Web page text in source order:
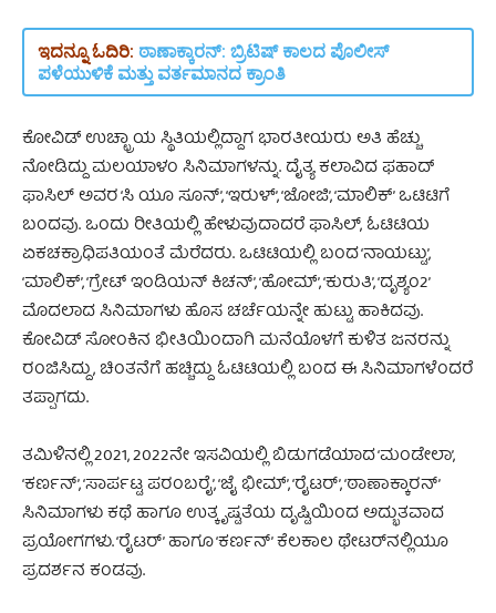
ಇದನ್ನೂ ಓದಿರಿ: ಠಾಣಾಕ್ಕಾರನ್‌: ಬ್ರಿಟಿಷ್‌ ಕಾಲದ ಪೊಲೀಸ್‌
ಪಳೆಯುಳಿಕೆ ಮತ್ತು ವರ್ತಮಾನದ ಕ್ರಾಂತಿ
ಕೋವಿಡ್ ಉಚ್ಛ್ರಾಯ ಸ್ಥಿತಿಯಲ್ಲಿದ್ದಾಗ ಭಾರತೀಯರು ಅತಿ ಹೆಚ್ಚು
ನೋಡಿದ್ದು ಮಲಯಾಳಂ ಸಿನಿಮಾಗಳನ್ನು. ದೈತ್ಯ ಕಲಾವಿದ ಫಹಾದ್
ಫಾಸಿಲ್ ಅವರ ‘ಸಿ ಯೂ ಸೂನ್’, ‘ಇರುಳ್’, ‘ಜೋಜಿ’, ‘ಮಾಲಿಕ್’ ಒಟಿಟಿಗೆ
ಬಂದವು. ಒಂದು ರೀತಿಯಲ್ಲಿ ಹೇಳುವುದಾದರೆ ಫಾಸಿಲ್, ಓಟಿಟಿಯ
ಏಕಚಕ್ರಾಧಿಪತಿಯಂತೆ ಮೆರೆದರು. ಒಟಿಟಿಯಲ್ಲಿ ಬಂದ ‘ನಾಯಟ್ಟು’,
‘ಮಾಲಿಕ್’‌, ‘ಗ್ರೇಟ್ ಇಂಡಿಯನ್‌ ಕಿಚನ್’, ‘ಹೋಮ್’, ‘ಕುರುತಿ’, ‘ದೃಶ್ಯಂ2’
ಮೊದಲಾದ ಸಿನಿಮಾಗಳು ಹೊಸ ಚರ್ಚೆಯನ್ನೇ ಹುಟ್ಟು ಹಾಕಿದವು.
ಕೋವಿಡ್‌ ಸೋಂಕಿನ ಭೀತಿಯಿಂದಾಗಿ ಮನೆಯೊಳಗೆ ಕುಳಿತ ಜನರನ್ನು
ರಂಜಿಸಿದ್ದು, ಚಿಂತನೆಗೆ ಹಚ್ಚಿದ್ದು ಓಟಿಟಿಯಲ್ಲಿ ಬಂದ ಈ ಸಿನಿಮಾಗಳೆಂದರೆ
ತಪ್ಪಾಗದು.
ತಮಿಳಿನಲ್ಲಿ 2021, 2022ನೇ ಇಸವಿಯಲ್ಲಿ ಬಿಡುಗಡೆಯಾದ ‘ಮಂಡೇಲಾ’,
‘ಕರ್ಣನ್’, ‘ಸಾರ್ಪಟ್ಟ ಪರಂಬರೈ’, ‘ಜೈ ಭೀಮ್’, ‘ರೈಟರ್’, ‘ಠಾಣಾಕ್ಕಾರನ್’
ಸಿನಿಮಾಗಳು ಕಥೆ ಹಾಗೂ ಉತ್ಕೃಷ್ಟತೆಯ ದೃಷ್ಟಿಯಿಂದ ಅದ್ಭುತವಾದ
ಪ್ರಯೋಗಗಳು. ‘ರೈಟರ್‌’ ಹಾಗೂ ‘ಕರ್ಣನ್’ ಕೆಲಕಾಲ ಥೇಟರ್‌ನಲ್ಲಿಯೂ
ಪ್ರದರ್ಶನ ಕಂಡವು.